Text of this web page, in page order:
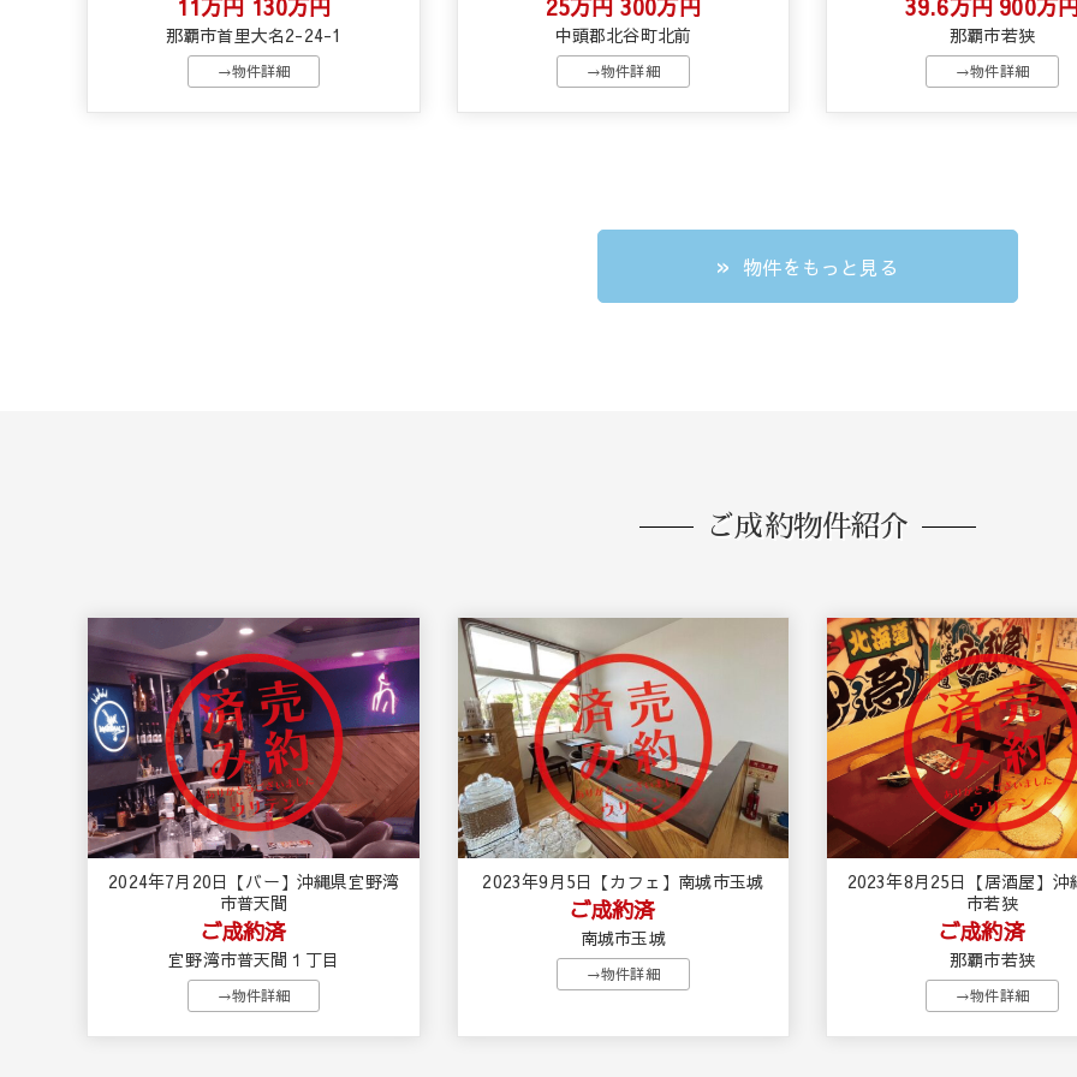
11万円 130万円
那覇市首里大名2-24-1
→物件詳細
25万円 300万円
中頭郡北谷町北前
→物件詳細
39.6万円 900万
那覇市若狭
→物件詳細
物件をもっと見る
ご成約物件紹介
2024年7月20日【バー】沖縄県宜野湾
市普天間
ご成約済
宜野湾市普天間１丁目
→物件詳細
2023年9月5日【カフェ】南城市玉城
ご成約済
南城市玉城
→物件詳細
2023年8月25日【居酒屋】沖
市若狭
ご成約済
那覇市若狭
→物件詳細